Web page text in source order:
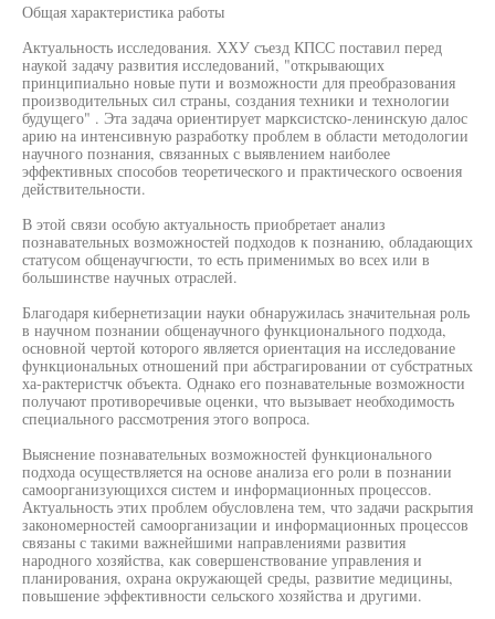
Общая характеристика работы
Актуальность исследования. ХХУ съезд КПСС поставил перед
наукой задачу развития исследований, "открывающих
принципиально новые пути и возможности для преобразования
производительных сил страны, создания техники и технологии
будущего" . Эта задача ориентирует марксистско-ленинскую далос
арию на интенсивную разработку проблем в области методологии
научного познания, связанных с выявлением наиболее
эффективных способов теоретического и практического освоения
действительности.
В этой связи особую актуальность приобретает анализ
познавательных возможностей подходов к познанию, обладающих
статусом общенаучгюсти, то есть применимых во всех или в
большинстве научных отраслей.
Благодаря кибернетизации науки обнаружилась значительная роль
в научном познании общенаучного функционального подхода,
основной чертой которого является ориентация на исследование
функциональных отношений при абстрагировании от субстратных
ха-рактеристчк объекта. Однако его познавательные возможности
получают противоречивые оценки, что вызывает необходимость
специального рассмотрения этого вопроса.
Выяснение познавательных возможностей функционального
подхода осуществляется на основе анализа его роли в познании
самоорганизующихся систем и информационных процессов.
Актуальность этих проблем обусловлена тем, что задачи раскрытия
закономерностей самоорганизации и информационных процессов
связаны с такими важнейшими направлениями развития
народного хозяйства, как совершенствование управления и
планирования, охрана окружающей среды, развитие медицины,
повышение эффективности сельского хозяйства и другими.